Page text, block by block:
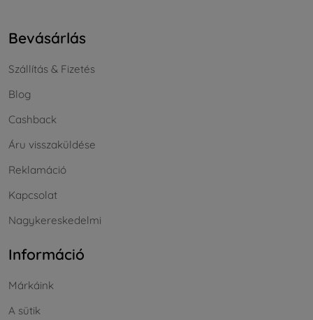
Bevásárlás
Szállítás & Fizetés
Blog
Cashback
Áru visszaküldése
Reklamáció
Kapcsolat
Nagykereskedelmi
Információ
Márkáink
A sütik